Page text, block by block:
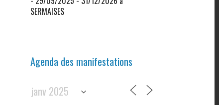
SERMAISES
Agenda des manifestations